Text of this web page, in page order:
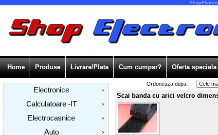
Home Produse Livrare/Plata Cum cumpar? Oferta speciala
Electronice
›
Calculatoare -IT
›
Electrocasnice
›
Auto
›
Ordoneaza dupa:
Scai banda cu arici velcro